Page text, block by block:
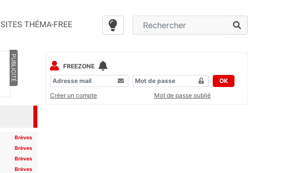
SITES THÉMA-FREE
PUBLICITÉ
Brèves
Brèves
Brèves
Brèves
FREEZONE
OK
Créer un compte
Mot de passe oublié